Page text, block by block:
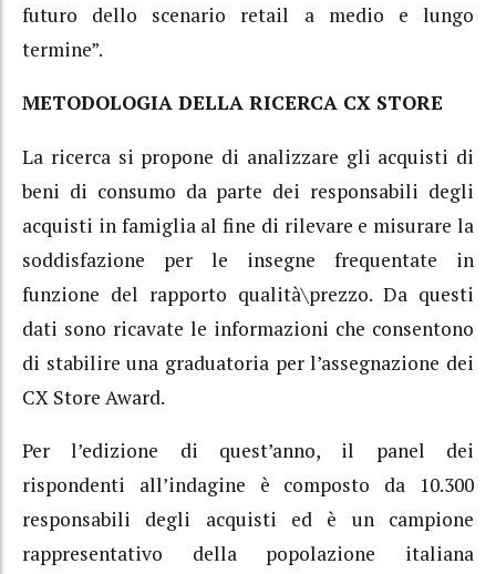
futuro dello scenario retail a medio e lungo
termine”.
METODOLOGIA DELLA RICERCA CX STORE
La ricerca si propone di analizzare gli acquisti di
beni di consumo da parte dei responsabili degli
acquisti in famiglia al fine di rilevare e misurare la
soddisfazione per le insegne frequentate in
funzione del rapporto qualità\prezzo. Da questi
dati sono ricavate le informazioni che consentono
di stabilire una graduatoria per l’assegnazione dei
CX Store Award.
Per l’edizione di quest’anno, il panel dei
rispondenti all’indagine è composto da 10.300
responsabili degli acquisti ed è un campione
rappresentativo della popolazione italiana